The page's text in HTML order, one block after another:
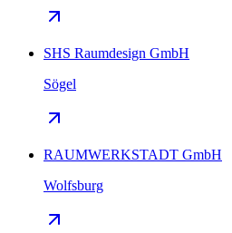
SHS Raumdesign GmbH
Sögel
RAUMWERKSTADT GmbH
Wolfsburg